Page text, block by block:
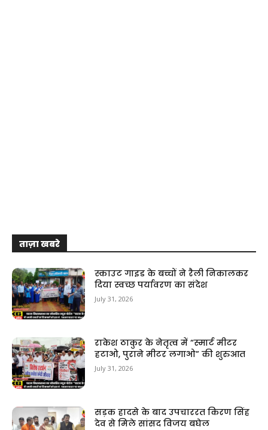
ताज़ा खबरे
स्काउट गाइड के बच्चों ने रैली निकालकर
दिया स्वच्छ पर्यावरण का संदेश
July 31, 2026
राकेश ठाकुर के नेतृत्व में “स्मार्ट मीटर
हटाओ, पुराने मीटर लगाओ” की शुरुआत
July 31, 2026
सड़क हादसे के बाद उपचाररत किरण सिंह
देव से मिले सांसद विजय बघेल